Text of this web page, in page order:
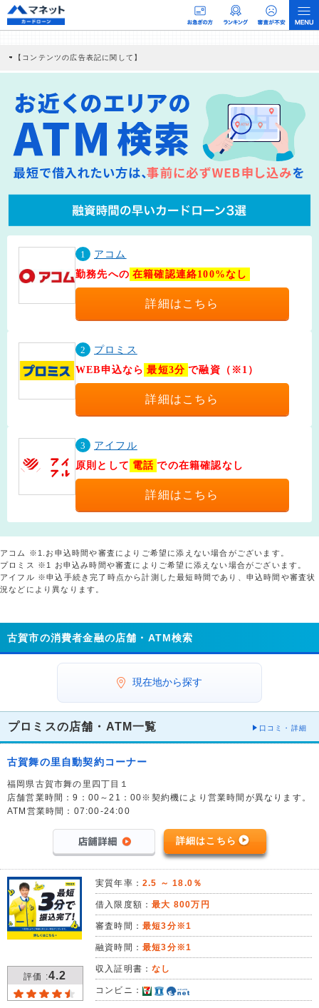
【コンテンツの広告表記に関して】
社に対して企業から紹介報酬が支払われるという収益モデルです。 ただし、特定の
商品を根拠なくPRするものではなく、当編集部の調査／ユーザーへの口コミ収集な
どに基づき、公平性を担保した情報提供を行っています。
>提携企業一覧
1
アコム
勤務先への 在籍確認連絡100%なし
詳細はこちら
2
プロミス
WEB申込なら 最短3分 で融資（※1）
詳細はこちら
3
アイフル
原則として 電話 での在籍確認なし
詳細はこちら
アコム ※1.お申込時間や審査によりご希望に添えない場合がございます。
プロミス ※1 お申込み時間や審査によりご希望に添えない場合がございます。
アイフル ※申込手続き完了時点から計測した最短時間であり、申込時間や審査状
況などにより異なります。
古賀市の消費者金融の店舗・ATM検索
現在地から探す
プロミスの店舗・ATM一覧 口コミ・詳細
古賀舞の里自動契約コーナー
福岡県古賀市舞の里四丁目１
店舗営業時間：9：00～21：00※契約機により営業時間が異なります。
ATM営業時間：07:00-24:00
詳細はこちら
評価 :4.2
実質年率： 2.5 ～ 18.0％
借入限度額：最大 800万円
審査時間： 最短3分※1
融資時間： 最短3分※1
収入証明書：なし
コンビニ：